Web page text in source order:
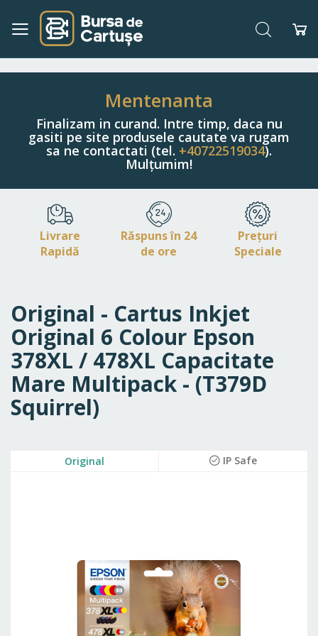
Navigați
Conținut
Căutare
Mentenanta
Finalizam in curand. Intre timp, daca nu
gasiti pe site produsele cautate va rugam
sa ne contactati (tel. +40722519034).
Mulțumim!
Livrare
Rapidă
Răspuns în 24
de ore
Prețuri
Speciale
Original - Cartus Inkjet
Original 6 Colour Epson
378XL / 478XL Capacitate
Mare Multipack - (T379D
Squirrel)
Original IP Safe